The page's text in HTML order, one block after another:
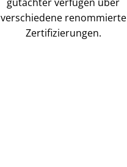
verschiedene renommierte
Zer­ti­fi­zie­run­gen.